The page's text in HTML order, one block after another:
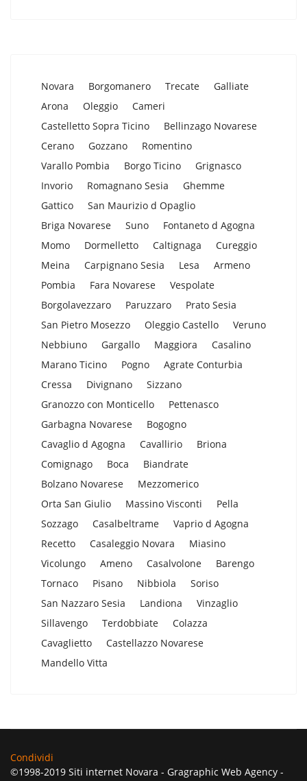
Novara Borgomanero Trecate
Galliate
Arona
Oleggio
Cameri
Castelletto Sopra Ticino
Bellinzago Novarese
Cerano
Gozzano
Romentino
Varallo Pombia
Borgo Ticino
Grignasco
Invorio
Romagnano Sesia
Ghemme
Gattico
San Maurizio d Opaglio
Briga Novarese
Suno
Fontaneto d Agogna
Momo
Dormelletto Caltignaga
Cureggio
Meina
Carpignano Sesia Lesa
Armeno
Pombia
Fara Novarese
Vespolate
Borgolavezzaro
Paruzzaro
Prato Sesia
San Pietro Mosezzo
Oleggio Castello
Veruno
Nebbiuno
Gargallo Maggiora
Casalino
Marano Ticino
Pogno
Agrate Conturbia
Cressa
Divignano
Sizzano
Granozzo con Monticello
Pettenasco
Garbagna Novarese
Bogogno
Cavaglio d Agogna
Cavallirio
Briona
Comignago
Boca
Biandrate
Bolzano Novarese
Mezzomerico
Orta San Giulio
Massino Visconti
Pella
Sozzago
Casalbeltrame
Vaprio d Agogna
Recetto
Casaleggio Novara
Miasino
Vicolungo
Ameno Casalvolone
Barengo
Tornaco
Pisano Nibbiola
Soriso
San Nazzaro Sesia
Landiona
Vinzaglio
Sillavengo
Terdobbiate
Colazza
Cavaglietto
Castellazzo Novarese
Mandello Vitta
Condividi
©1998-2019 Siti internet Novara - Gragraphic Web Agency -